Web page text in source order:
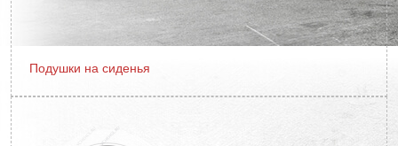
Подушки на сиденья